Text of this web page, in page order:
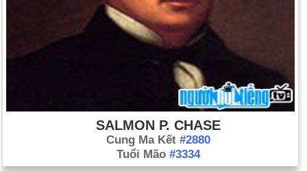
SALMON P. CHASE
Cung Ma Kết #2880
Tuổi Mão #3334